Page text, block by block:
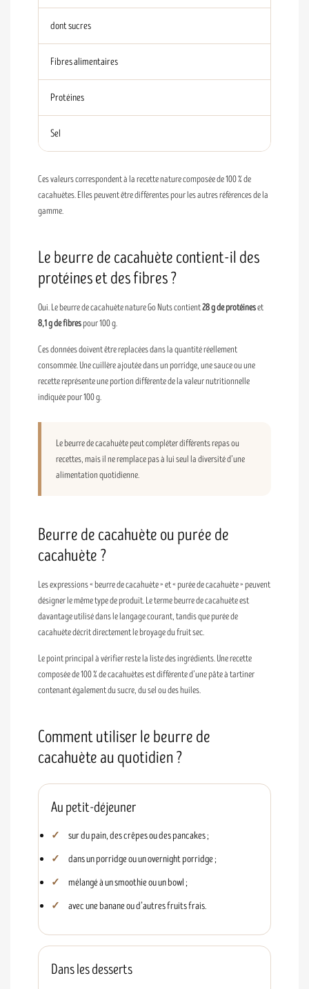
dont sucres
Fibres alimentaires
Protéines
Sel
Ces valeurs correspondent à la recette nature composée de 100 % de
cacahuètes. Elles peuvent être différentes pour les autres références de la
gamme.
Le beurre de cacahuète contient-il des
protéines et des fibres ?
Oui. Le beurre de cacahuète nature Go Nuts contient28 g de protéineset
8,1 g de fibrespour 100 g.
Ces données doivent être replacées dans la quantité réellement
consommée. Une cuillère ajoutée dans un porridge, une sauce ou une
recette représente une portion différente de la valeur nutritionnelle
indiquée pour 100 g.
Le beurre de cacahuète peut compléter différents repas ou
recettes, mais il ne remplace pas à lui seul la diversité d’une
alimentation quotidienne.
Beurre de cacahuète ou purée de
cacahuète ?
Les expressions « beurre de cacahuète » et « purée de cacahuète » peuvent
désigner le même type de produit. Le terme beurre de cacahuète est
davantage utilisé dans le langage courant, tandis que purée de
cacahuète décrit directement le broyage du fruit sec.
Le point principal à vérifier reste la liste des ingrédients. Une recette
composée de 100 % de cacahuètes est différente d’une pâte à tartiner
contenant également du sucre, du sel ou des huiles.
Comment utiliser le beurre de
cacahuète au quotidien ?
Au petit-déjeuner
sur du pain, des crêpes ou des pancakes ;
dans un porridge ou un overnight porridge ;
mélangé à un smoothie ou un bowl ;
avec une banane ou d’autres fruits frais.
Dans les desserts